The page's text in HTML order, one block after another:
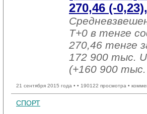
270,46 (-0,23),
T+0 в тенге
270,46 тенге
172 900 тыс.
(+160 900 тыс.
21 сентября 2015 года • • 190122 просмотра •
СПОРТ